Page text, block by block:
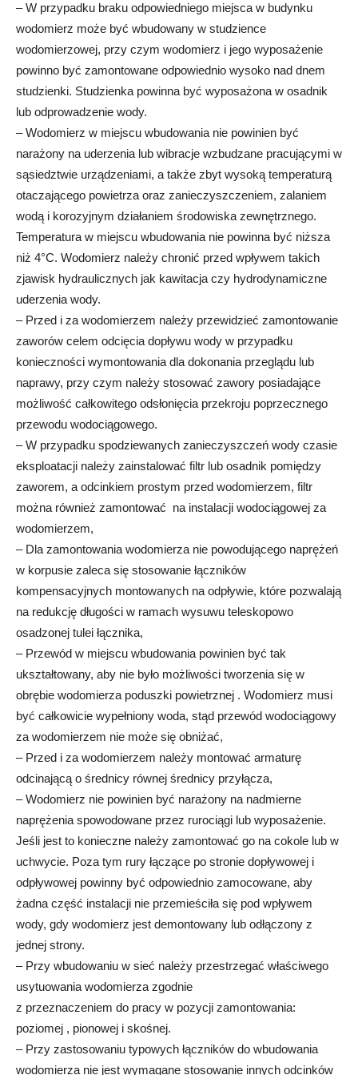
– W przypadku braku odpowiedniego miejsca w budynku
wodomierz może być wbudowany w studzience
wodomierzowej, przy czym wodomierz i jego wyposażenie
powinno być zamontowane odpowiednio wysoko nad dnem
studzienki. Studzienka powinna być wyposażona w osadnik
lub odprowadzenie wody.
– Wodomierz w miejscu wbudowania nie powinien być
narażony na uderzenia lub wibracje wzbudzane pracującymi w
sąsiedztwie urządzeniami, a także zbyt wysoką temperaturą
otaczającego powietrza oraz zanieczyszczeniem, zalaniem
wodą i korozyjnym działaniem środowiska zewnętrznego.
Temperatura w miejscu wbudowania nie powinna być niższa
niż 4°C. Wodomierz należy chronić przed wpływem takich
zjawisk hydraulicznych jak kawitacja czy hydrodynamiczne
uderzenia wody.
– Przed i za wodomierzem należy przewidzieć zamontowanie
zaworów celem odcięcia dopływu wody w przypadku
konieczności wymontowania dla dokonania przeglądu lub
naprawy, przy czym należy stosować zawory posiadające
możliwość całkowitego odsłonięcia przekroju poprzecznego
przewodu wodociągowego.
– W przypadku spodziewanych zanieczyszczeń wody czasie
eksploatacji należy zainstalować filtr lub osadnik pomiędzy
zaworem, a odcinkiem prostym przed wodomierzem, filtr
można również zamontować na instalacji wodociągowej za
wodomierzem,
– Dla zamontowania wodomierza nie powodującego naprężeń
w korpusie zaleca się stosowanie łączników
kompensacyjnych montowanych na odpływie, które pozwalają
na redukcję długości w ramach wysuwu teleskopowo
osadzonej tulei łącznika,
– Przewód w miejscu wbudowania powinien być tak
ukształtowany, aby nie było możliwości tworzenia się w
obrębie wodomierza poduszki powietrznej . Wodomierz musi
być całkowicie wypełniony woda, stąd przewód wodociągowy
za wodomierzem nie może się obniżać,
– Przed i za wodomierzem należy montować armaturę
odcinającą o średnicy równej średnicy przyłącza,
– Wodomierz nie powinien być narażony na nadmierne
naprężenia spowodowane przez rurociągi lub wyposażenie.
Jeśli jest to konieczne należy zamontować go na cokole lub w
uchwycie. Poza tym rury łączące po stronie dopływowej i
odpływowej powinny być odpowiednio zamocowane, aby
żadna część instalacji nie przemieściła się pod wpływem
wody, gdy wodomierz jest demontowany lub odłączony z
jednej strony.
– Przy wbudowaniu w sieć należy przestrzegać właściwego
usytuowania wodomierza zgodnie
z przeznaczeniem do pracy w pozycji zamontowania:
poziomej , pionowej i skośnej.
– Przy zastosowaniu typowych łączników do wbudowania
wodomierza nie jest wymagane stosowanie innych odcinków